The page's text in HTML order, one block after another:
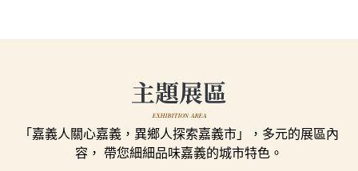
主題展區
EXHIBITION AREA
「嘉義人關心嘉義，異鄉人探索嘉義市」，多元的展區內
容，
帶您細細品味嘉義的城市特色。